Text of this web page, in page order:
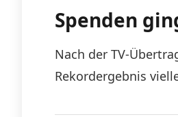
Spenden
Nach der TV-
Rekordergebnis